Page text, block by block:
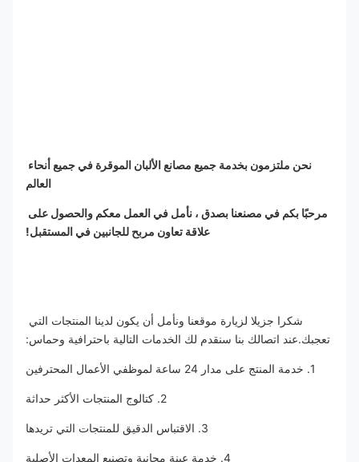
العالم
علاقة تعاون مربح للجانبين في المستقبل!
تعجبك.عند اتصالك بنا سنقدم لك الخدمات التالية باحترافية وحماس:
1. خدمة المنتج على مدار 24 ساعة لموظفي الأعمال المحترفين
2. كتالوج المنتجات الأكثر حداثة
3. الاقتباس الدقيق للمنتجات التي تريدها
4. خدمة عينة مجانية وتصنيع المعدات الأصلية